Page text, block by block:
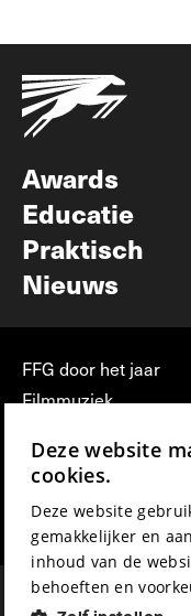
Awards
Educatie
Praktisch
Nieuws
FFG door het jaar
Filmmuziek
Press & Industry
Film Fest Friends
Deze website
cookies.
Deze website
gemakkelijker en
inhoud van de
behoeften en